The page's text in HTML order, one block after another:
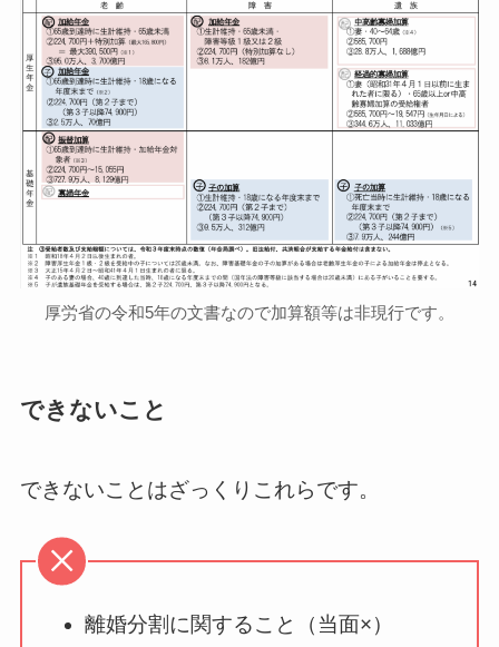
厚労省の令和5年の文書なので加算額等は非現行です。
できないこと
できないことはざっくりこれらです。
離婚分割に関すること（当面×）